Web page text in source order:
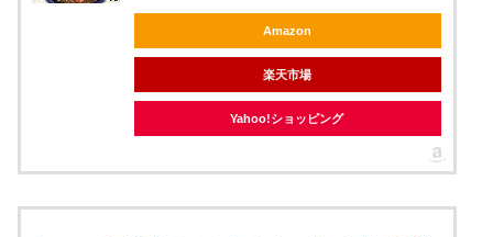
Amazon
楽天市場
Yahoo!ショッピング